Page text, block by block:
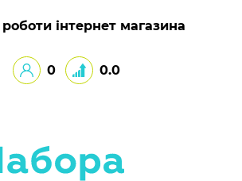
роботи інтернет магазина
0
0.0